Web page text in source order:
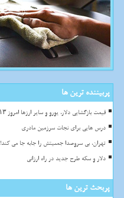
پربیننده ترین ها
قیمت بازگشایی دلار، یورو و سایر ارزها امروز ۱۳ خرداد ۱۴۰۵ به همراه جدول
درس هایی برای نجات سرزمین مادری
تهران، بی سروصدا جمعیتش را جابه جا می کند!
دلار و سکه طرح جدید در راه ارزانی
پربحث ترین ها